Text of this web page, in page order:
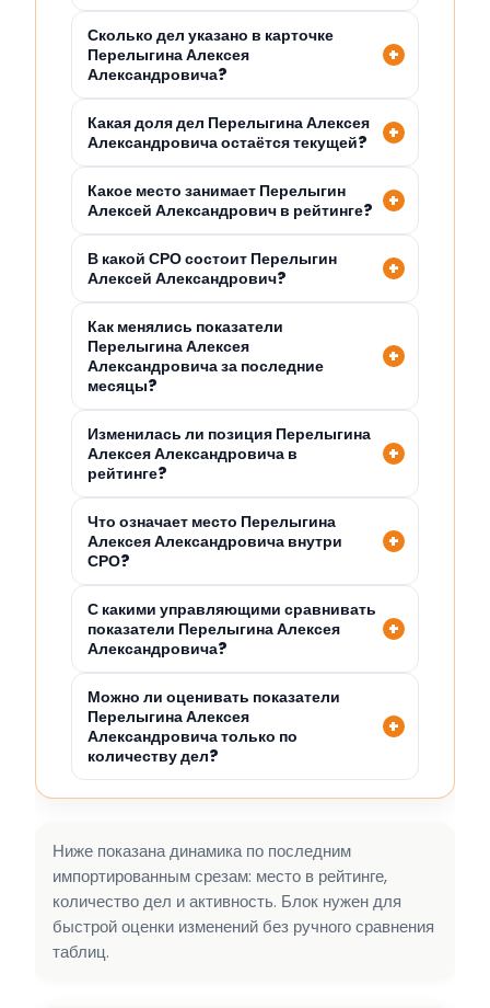
Сколько дел указано в карточке
Перелыгина Алексея
Александровича?
Какая доля дел Перелыгина Алексея
Александровича остаётся текущей?
Какое место занимает Перелыгин
Алексей Александрович в рейтинге?
В какой СРО состоит Перелыгин
Алексей Александрович?
Как менялись показатели
Перелыгина Алексея
Александровича за последние
месяцы?
Изменилась ли позиция Перелыгина
Алексея Александровича в
рейтинге?
Что означает место Перелыгина
Алексея Александровича внутри
СРО?
С какими управляющими сравнивать
показатели Перелыгина Алексея
Александровича?
Можно ли оценивать показатели
Перелыгина Алексея
Александровича только по
количеству дел?
Ниже показана динамика по последним
импортированным срезам: место в рейтинге,
количество дел и активность. Блок нужен для
быстрой оценки изменений без ручного сравнения
таблиц.